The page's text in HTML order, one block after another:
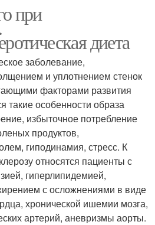
при
диета
заболевание,
и уплотнением стенок
факторами развития
такие особенности образа
избыточное потребление
продуктов,
гиподинамия, стресс. К
относятся пациенты с
гиперлипидемией,
с осложнениями в виде
хронической ишемии мозга,
артерий, аневризмы аорты.